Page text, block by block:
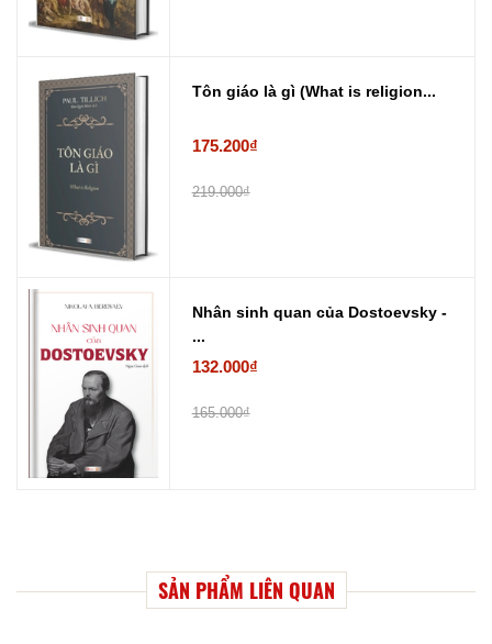
Tôn giáo là gì (What is religion...
175.200₫
219.000₫
Nhân sinh quan của Dostoevsky -
...
132.000₫
165.000₫
SẢN PHẨM LIÊN QUAN